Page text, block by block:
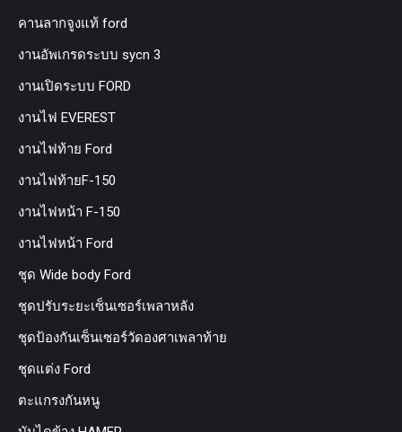
คานลากจูงแท้ ford
งานอัพเกรดระบบ sycn 3
งานเปิดระบบ FORD
งานไฟ EVEREST
งานไฟท้าย Ford
งานไฟท้ายF-150
งานไฟหน้า F-150
งานไฟหน้า Ford
ชุด Wide body Ford
ชุดปรับระยะเซ็นเซอร์เพลาหลัง
ชุดป้องกันเซ็นเซอร์วัดองศาเพลาท้าย
ชุดแต่ง Ford
ตะแกรงกันหนู